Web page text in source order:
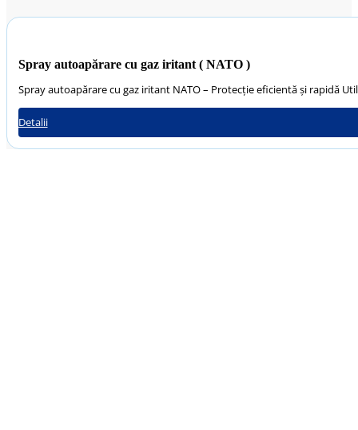
Spray autoapărare cu gaz iritant ( NATO )
Spray autoapărare cu gaz iritant NATO – Protecție eficientă și rapidă
Detalii